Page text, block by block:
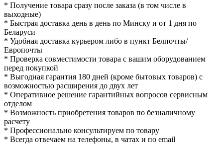
* Получение товара сразу после заказа (в том числе в
выходные)
* Быстрая доставка день в день по Минску и от 1 дня по
Беларуси
* Удобная доставка курьером либо в пункт Белпочты/
Европочты
* Проверка совместимости товара с вашим оборудованием
перед покупкой
* Выгодная гарантия 180 дней (кроме бытовых товаров) с
возможностью расширения до двух лет
* Оперативное решение гарантийных вопросов сервисным
отделом
* Возможность приобретения товаров по безналичному
расчету
* Профессионально консультируем по товару
* Всегда отвечаем на телефоны, в чатах и по email